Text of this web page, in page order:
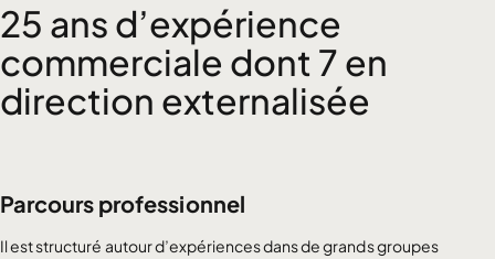
25 ans d’expérience
commerciale dont 7 en
direction externalisée
Parcours professionnel
Il est structuré autour d’expériences dans de grands groupes